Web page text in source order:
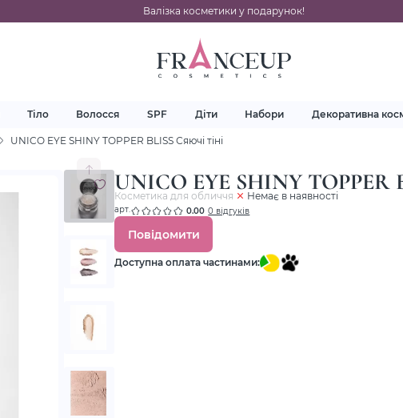
Валізка косметики у подарунок!
Тіло Волосся SPF Діти Набори Декоративна
UNICO EYE SHINY TOPPER BLISS Сяючі тіні
UNICO EYE SHINY TOPPER
Косметика для обличчя Немає в наявності
арт. 0.00 0 відгуків
Повідомити
Доступна оплата частинами: